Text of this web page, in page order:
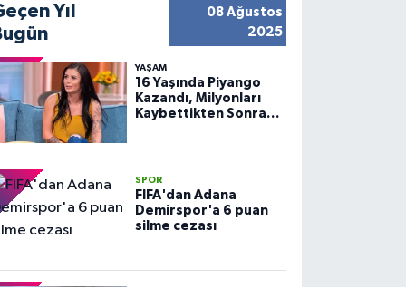
Yıl
08 Ağustos
2025
YAŞAM
16 Yaşında Piyango
Kazandı, Milyonları
Kaybettikten Sonra
SPOR
FIFA'dan Adana
Demirspor'a 6 puan
silme cezası